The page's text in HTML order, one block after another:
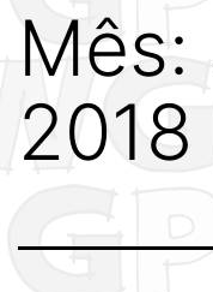
Mês:
2018